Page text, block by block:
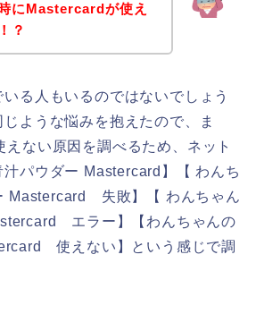
にMastercardが使え
？
る人もいるのではないでしょう
ような悩みを抱えたので、ま
ない原因を調べるため、ネット
パウダー Mastercard】【 わんち
Mastercard 失敗】【 わんちゃん
エラー】【わんちゃんの
使えない】という感じで調